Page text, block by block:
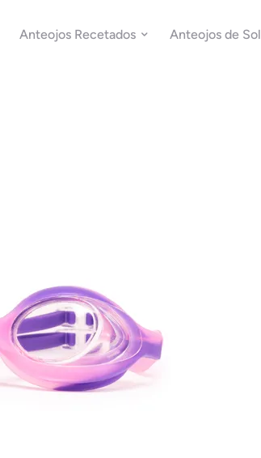
Anteojos Recetados Anteojos de Sol